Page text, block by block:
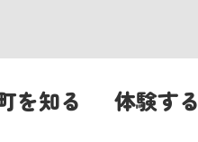
を知る 体験する